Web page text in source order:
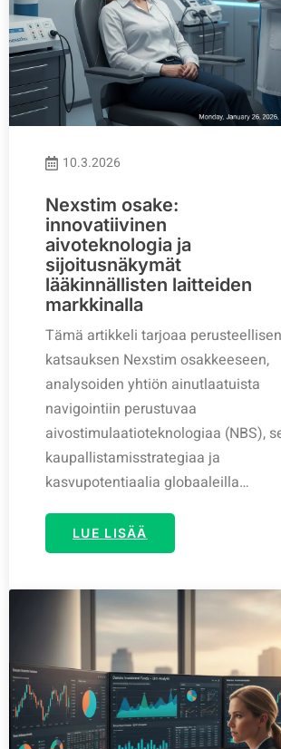
10.3.2026
Nexstim osake:
innovatiivinen
aivoteknologia ja
sijoitusnäkymät
lääkinnällisten laitteiden
markkinalla
Tämä artikkeli tarjoaa perusteellisen
katsauksen Nexstim osakkeeseen,
analysoiden yhtiön ainutlaatuista
navigointiin perustuvaa
aivostimulaatioteknologiaa (NBS),
kaupallistamisstrategiaa ja
kasvupotentiaalia globaaleilla…
LUE LISÄÄ